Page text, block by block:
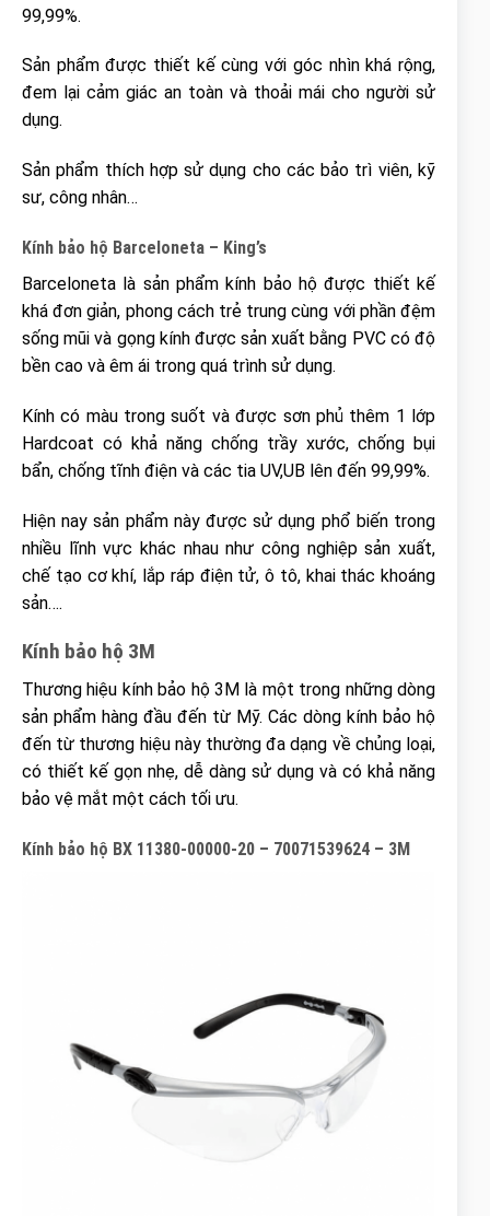
99,99%.
Sản phẩm được thiết kế cùng với góc nhìn khá rộng,
đem lại cảm giác an toàn và thoải mái cho người sử
dụng.
Sản phẩm thích hợp sử dụng cho các bảo trì viên, kỹ
sư, công nhân…
Kính bảo hộ Barceloneta – King’s
Barceloneta là sản phẩm kính bảo hộ được thiết kế
khá đơn giản, phong cách trẻ trung cùng với phần đệm
sống mũi và gọng kính được sản xuất bằng PVC có độ
bền cao và êm ái trong quá trình sử dụng.
Kính có màu trong suốt và được sơn phủ thêm 1 lớp
Hardcoat có khả năng chống trầy xước, chống bụi
bẩn, chống tĩnh điện và các tia UV,UB lên đến 99,99%.
Hiện nay sản phẩm này được sử dụng phổ biến trong
nhiều lĩnh vực khác nhau như công nghiệp sản xuất,
chế tạo cơ khí, lắp ráp điện tử, ô tô, khai thác khoáng
sản….
Kính bảo hộ 3M
Thương hiệu kính bảo hộ 3M là một trong những dòng
sản phẩm hàng đầu đến từ Mỹ. Các dòng kính bảo hộ
đến từ thương hiệu này thường đa dạng về chủng loại,
có thiết kế gọn nhẹ, dễ dàng sử dụng và có khả năng
bảo vệ mắt một cách tối ưu.
Kính bảo hộ BX 11380-00000-20 – 70071539624 – 3M